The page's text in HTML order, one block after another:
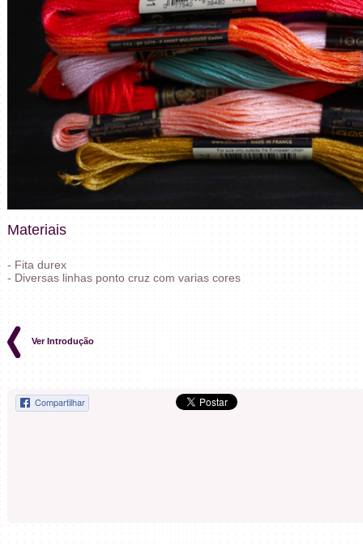
Materiais
- Fita durex
- Diversas linhas ponto cruz com varias cores
Ver Introdução
Compartilhar